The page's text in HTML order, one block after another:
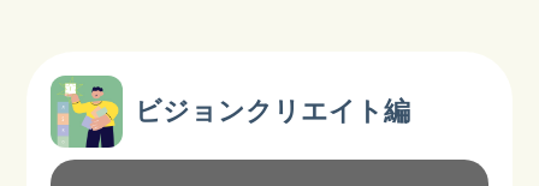
ビジョンクリエイト編